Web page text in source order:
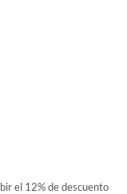
el 12% de descuento